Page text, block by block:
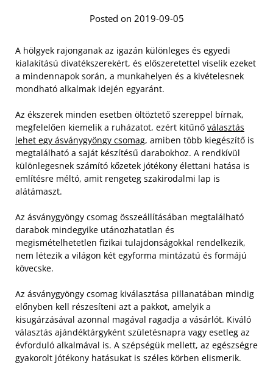
Posted on 2019-09-05
A hölgyek rajonganak az igazán különleges és egyedi
kialakítású divatékszerekért, és előszeretettel viselik ezeket
a mindennapok során, a munkahelyen és a kivételesnek
mondható alkalmak idején egyaránt.
Az ékszerek minden esetben öltöztető szereppel bírnak,
megfelelően kiemelik a ruházatot, ezért kitűnő választás
lehet egy ásványgyöngy csomag, amiben több kiegészítő is
megtalálható a saját készítésű darabokhoz. A rendkívül
különlegesnek számító kőzetek jótékony élettani hatása is
említésre méltó, amit rengeteg szakirodalmi lap is
alátámaszt.
Az ásványgyöngy csomag összeállításában megtalálható
darabok mindegyike utánozhatatlan és
megismételhetetlen fizikai tulajdonságokkal rendelkezik,
nem létezik a világon két egyforma mintázatú és formájú
kövecske.
Az ásványgyöngy csomag kiválasztása pillanatában mindig
előnyben kell részesíteni azt a pakkot, amelyik a
kisugárzásával azonnal magával ragadja a vásárlót. Kiváló
választás ajándéktárgyként születésnapra vagy esetleg az
évforduló alkalmával is. A szépségük mellett, az egészségre
gyakorolt jótékony hatásukat is széles körben elismerik.